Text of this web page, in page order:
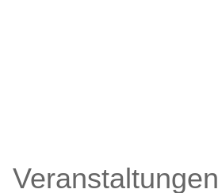
Veranstaltungen